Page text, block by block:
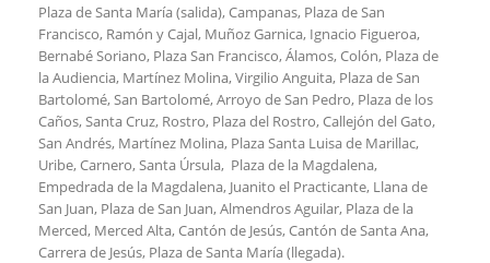
Plaza de Santa María (salida), Campanas, Plaza de San
Francisco, Ramón y Cajal, Muñoz Garnica, Ignacio Figueroa,
Bernabé Soriano, Plaza San Francisco, Álamos, Colón, Plaza de
la Audiencia, Martínez Molina, Virgilio Anguita, Plaza de San
Bartolomé, San Bartolomé, Arroyo de San Pedro, Plaza de los
Caños, Santa Cruz, Rostro, Plaza del Rostro, Callejón del Gato,
San Andrés, Martínez Molina, Plaza Santa Luisa de Marillac,
Uribe, Carnero, Santa Úrsula, Plaza de la Magdalena,
Empedrada de la Magdalena, Juanito el Practicante, Llana de
San Juan, Plaza de San Juan, Almendros Aguilar, Plaza de la
Merced, Merced Alta, Cantón de Jesús, Cantón de Santa Ana,
Carrera de Jesús, Plaza de Santa María (llegada).